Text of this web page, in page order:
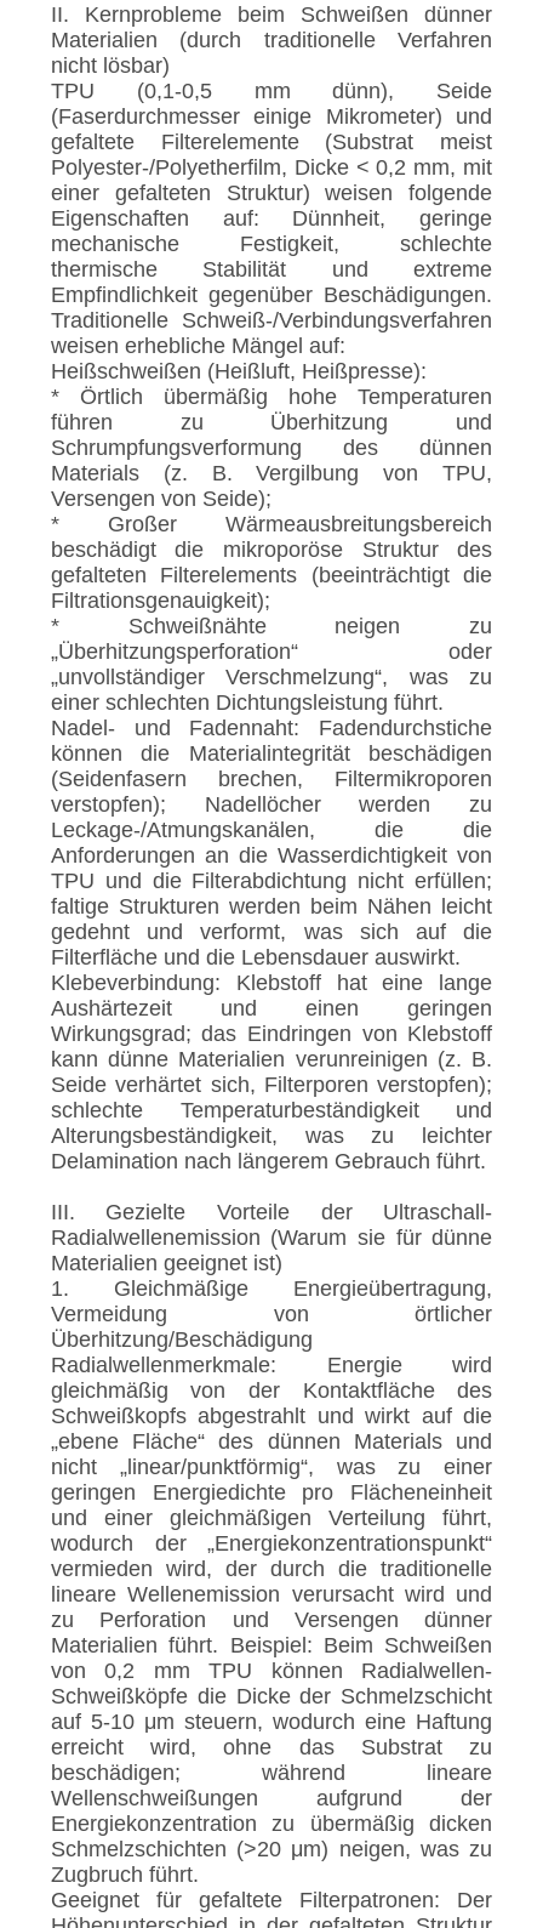
II. Kernprobleme beim Schweißen dünner
Materialien (durch traditionelle Verfahren
nicht lösbar)
TPU (0,1-0,5 mm dünn), Seide
(Faserdurchmesser einige Mikrometer) und
gefaltete Filterelemente (Substrat meist
Polyester-/Polyetherfilm, Dicke < 0,2 mm, mit
einer gefalteten Struktur) weisen folgende
Eigenschaften auf: Dünnheit, geringe
mechanische Festigkeit, schlechte
thermische Stabilität und extreme
Empfindlichkeit gegenüber Beschädigungen.
Traditionelle Schweiß-/Verbindungsverfahren
weisen erhebliche Mängel auf:
Heißschweißen (Heißluft, Heißpresse):
* Örtlich übermäßig hohe Temperaturen
führen zu Überhitzung und
Schrumpfungsverformung des dünnen
Materials (z. B. Vergilbung von TPU,
Versengen von Seide);
* Großer Wärmeausbreitungsbereich
beschädigt die mikroporöse Struktur des
gefalteten Filterelements (beeinträchtigt die
Filtrationsgenauigkeit);
* Schweißnähte neigen zu
„Überhitzungsperforation“ oder
„unvollständiger Verschmelzung“, was zu
einer schlechten Dichtungsleistung führt.
Nadel- und Fadennaht: Fadendurchstiche
können die Materialintegrität beschädigen
(Seidenfasern brechen, Filtermikroporen
verstopfen); Nadellöcher werden zu
Leckage-/Atmungskanälen, die die
Anforderungen an die Wasserdichtigkeit von
TPU und die Filterabdichtung nicht erfüllen;
faltige Strukturen werden beim Nähen leicht
gedehnt und verformt, was sich auf die
Filterfläche und die Lebensdauer auswirkt.
Klebeverbindung: Klebstoff hat eine lange
Aushärtezeit und einen geringen
Wirkungsgrad; das Eindringen von Klebstoff
kann dünne Materialien verunreinigen (z. B.
Seide verhärtet sich, Filterporen verstopfen);
schlechte Temperaturbeständigkeit und
Alterungsbeständigkeit, was zu leichter
Delamination nach längerem Gebrauch führt.
III. Gezielte Vorteile der Ultraschall-
Radialwellenemission (Warum sie für dünne
Materialien geeignet ist)
1. Gleichmäßige Energieübertragung,
Vermeidung von örtlicher
Überhitzung/Beschädigung
Radialwellenmerkmale: Energie wird
gleichmäßig von der Kontaktfläche des
Schweißkopfs abgestrahlt und wirkt auf die
„ebene Fläche“ des dünnen Materials und
nicht „linear/punktförmig“, was zu einer
geringen Energiedichte pro Flächeneinheit
und einer gleichmäßigen Verteilung führt,
wodurch der „Energiekonzentrationspunkt“
vermieden wird, der durch die traditionelle
lineare Wellenemission verursacht wird und
zu Perforation und Versengen dünner
Materialien führt. Beispiel: Beim Schweißen
von 0,2 mm TPU können Radialwellen-
Schweißköpfe die Dicke der Schmelzschicht
auf 5-10 μm steuern, wodurch eine Haftung
erreicht wird, ohne das Substrat zu
beschädigen; während lineare
Wellenschweißungen aufgrund der
Energiekonzentration zu übermäßig dicken
Schmelzschichten (>20 μm) neigen, was zu
Zugbruch führt.
Geeignet für gefaltete Filterpatronen: Der